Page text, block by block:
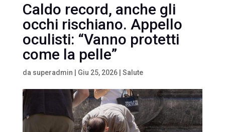
Caldo record, anche gli
occhi rischiano. Appello
oculisti: “Vanno protetti
come la pelle”
da superadmin Giu 25, 2026| Salute